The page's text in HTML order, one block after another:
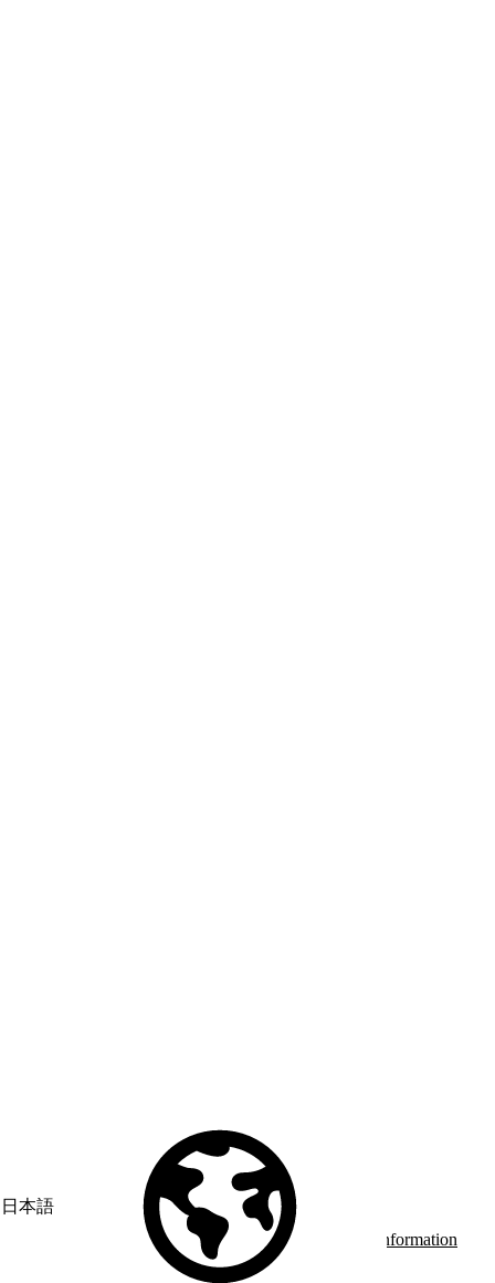
日本語
© Copyright 2026 Salesforce, Inc.All rights reserved
trademarks held by their respective owners. Salesforce, Inc.
Salesforce Tower, 415 Mission Street, 3rd Floor, San Francisco, CA
94105, United States
Terms of ServiceAPI Terms of Service
Privacy Information
Responsible Disclosure TrustContact Use of Cookies
Your Privacy Choices